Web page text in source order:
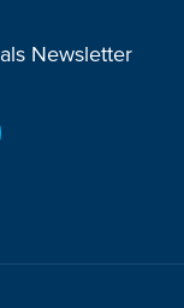
Newsletter